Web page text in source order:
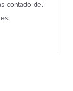
contado del